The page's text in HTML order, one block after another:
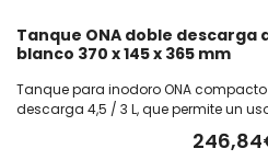
Tanque ONA doble
blanco 370 x 145 x 365 mm
Tanque para inodoro ONA
descarga 4,5 / 3 L, que permite un
comprometer el rendimiento. Con
facilita una instalación discreta y